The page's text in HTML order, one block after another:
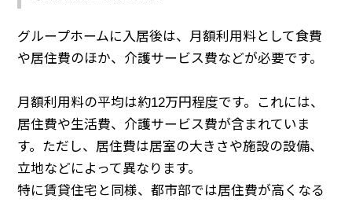
グループホームに入居後は、月額利用料として食費
や居住費のほか、介護サービス費などが必要です。
月額利用料の平均は約12万円程度です。これには、
居住費や生活費、介護サービス費が含まれていま
す。ただし、居住費は居室の大きさや施設の設備、
立地などによって異なります。
特に賃貸住宅と同様、都市部では居住費が高くなる